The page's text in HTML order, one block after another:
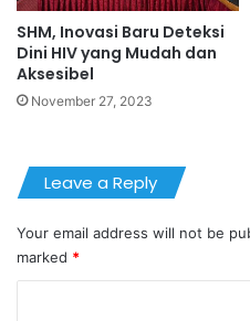
SHM, Inovasi Baru Deteksi
Dini HIV yang Mudah dan
Aksesibel
November 27, 2023
Leave a Reply
Your email address will not be
marked *